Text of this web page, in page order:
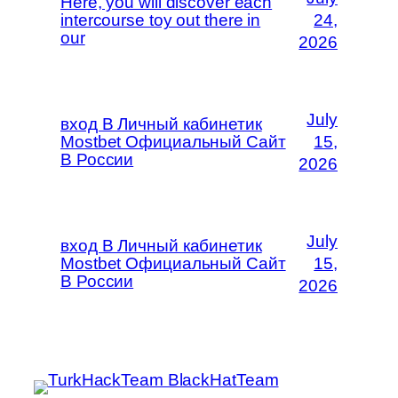
intercourse toy out there in
our
24,
2026
вход В Личный кабинетик
Mostbet Официальный Сайт
В России
July
15,
2026
вход В Личный кабинетик
Mostbet Официальный Сайт
В России
July
15,
2026